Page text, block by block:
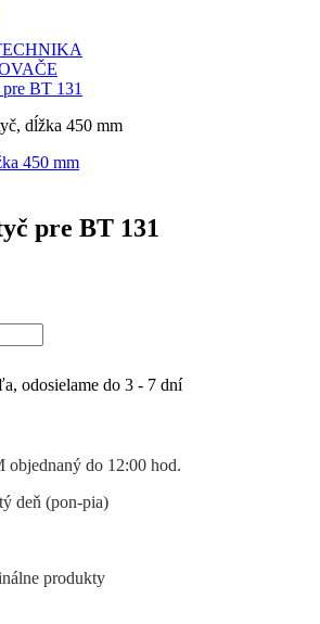
BT 131
pre BT 131
odosielame do 3 - 7 dní
do 12:00 hod.
deň (pon-pia)
produkty